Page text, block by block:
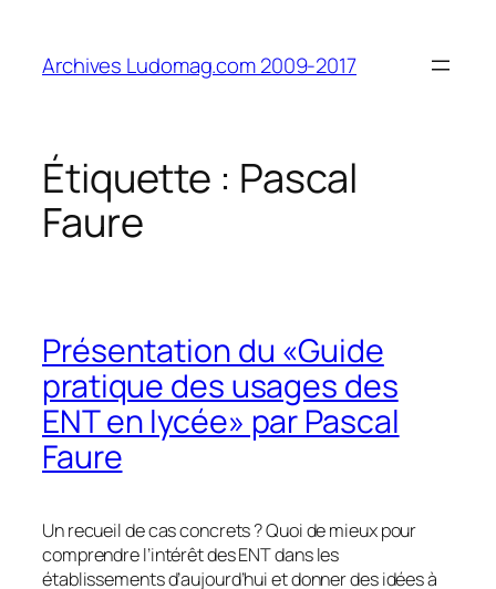
contenu
Archives Ludomag.com 2009-2017
Étiquette : Pascal
Faure
Présentation du «Guide
pratique des usages des
ENT en lycée» par Pascal
Faure
Un recueil de cas concrets ? Quoi de mieux pour
comprendre l’intérêt des ENT dans les
établissements d’aujourd’hui et donner des idées à